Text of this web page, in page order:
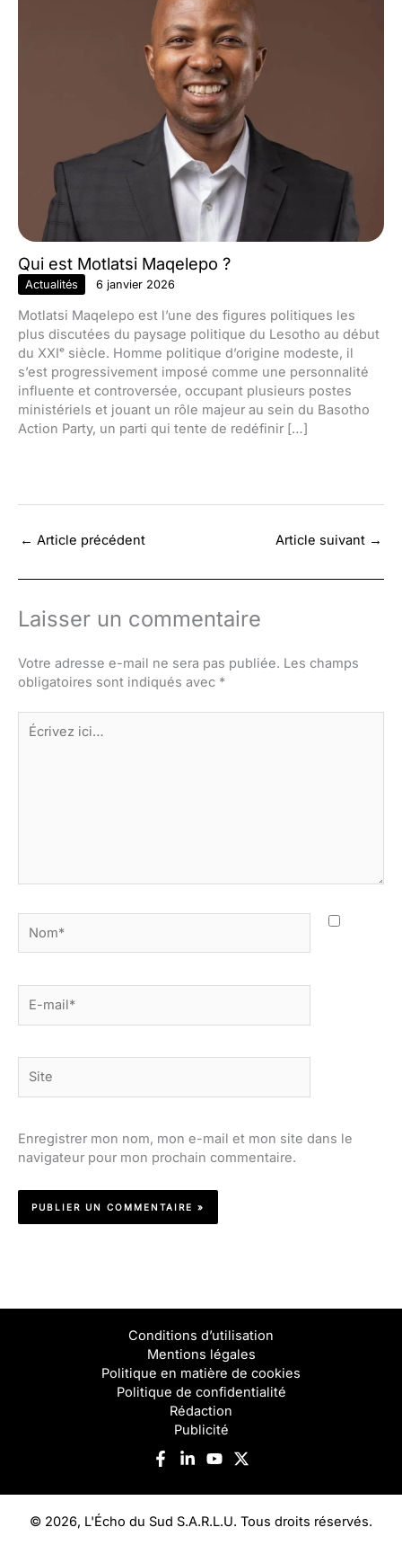
Qui est Motlatsi Maqelepo ?
Actualités 6 janvier 2026
Motlatsi Maqelepo est l’une des figures politiques les
plus discutées du paysage politique du Lesotho au début
du XXIᵉ siècle. Homme politique d’origine modeste, il
s’est progressivement imposé comme une personnalité
influente et controversée, occupant plusieurs postes
ministériels et jouant un rôle majeur au sein du Basotho
Action Party, un parti qui tente de redéfinir […]
← Article précédent Article suivant →
Laisser un commentaire
Votre adresse e-mail ne sera pas publiée. Les champs
obligatoires sont indiqués avec *
Écrivez
ici…
mail*
Enregistrer mon nom, mon e-mail et mon site dans le
navigateur pour mon prochain commentaire.
Conditions d’utilisation
Mentions légales
Politique en matière de cookies
Politique de confidentialité
Rédaction
Publicité
© 2026, L'Écho du Sud S.A.R.L.U. Tous droits réservés.